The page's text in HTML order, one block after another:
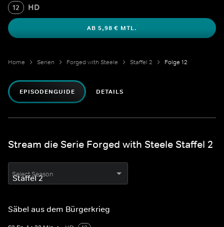
12 HD
AB 5,98 € MTL.
Home Serien Forged with Steele Staffel 2 Folge 12
EPISODENGUIDE DETAILS
Stream die Serie Forged with Steele Staffel 2
Select Season
Säbel aus dem Bürgerkrieg